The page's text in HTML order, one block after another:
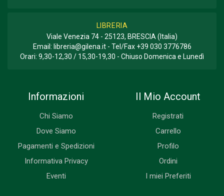
LIBRERIA
Viale Venezia 74 - 25123, BRESCIA (Italia)
Email: libreria@gilena.it- Tel/Fax +39 030 3776786
Orari: 9,30-12,30 / 15,30-19,30 - Chiuso Domenica e Lunedì
Informazioni
Chi Siamo
Dove Siamo
Pagamenti e Spedizioni
Informativa Privacy
Eventi
Il Mio Account
Registrati
Carrello
Profilo
Ordini
I miei Preferiti